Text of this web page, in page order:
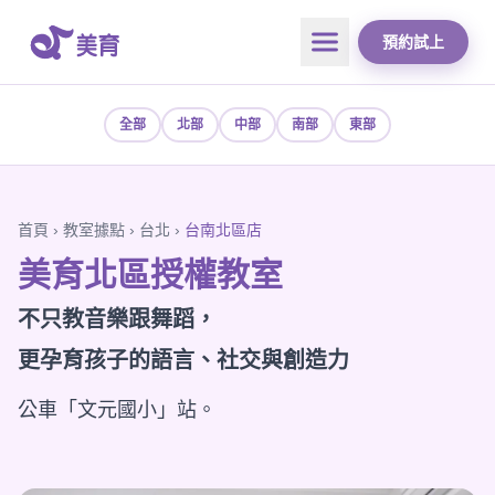
預約試上
全部 北部 中部 南部 東部
首頁 › 教室據點 › 台北 › 台南北區店
美育北區授權教室
不只教音樂跟舞蹈，
更孕育孩子的語言、社交與創造力
公車「文元國小」站。